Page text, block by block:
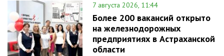
7 августа 2026, 11:44
Более 200 вакансий открыто
на железнодорожных
предприятиях в Астраханской
области